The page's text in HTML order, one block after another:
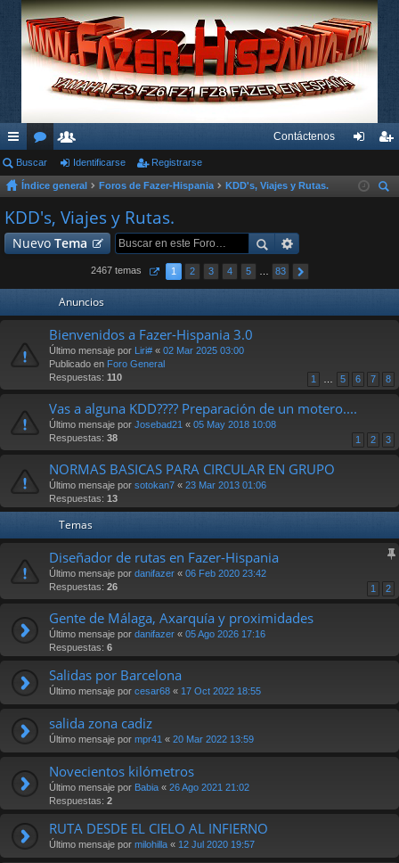
nl
ac
es
rá
or
os
su
ari
os
Contáctenos
nti ist
Buscar Identificarse Registrarse
Índice general Foros de Fazer-Hispania
KDD's, Viajes y Rutas.
KDD's, Viajes y Rutas.
Nuevo Tema
2467 temas 1 2 3 4 5 83
Anuncios
Bienvenidos a Fazer-Hispania 3.0
Último mensaje por Liri# « 02 Mar 2025 03:00
Publicado en Foro General
Respuestas: 110 1 5 6 7 8
Vas a alguna KDD???? Preparación de un motero....
Último mensaje por Josebad21 « 05 May 2018 10:08
Respuestas: 38 1 2 3
NORMAS BASICAS PARA CIRCULAR EN GRUPO
Último mensaje por sotokan7 « 23 Mar 2013 01:06
Respuestas: 13
Temas
Diseñador de rutas en Fazer-Hispania
Último mensaje por danifazer « 06 Feb 2020 23:42
Respuestas: 26 1 2
Gente de Málaga, Axarquía y proximidades
Último mensaje por danifazer « 05 Ago 2026 17:16
Respuestas: 6
Salidas por Barcelona
Último mensaje por cesar68 « 17 Oct 2022 18:55
salida zona cadiz
Último mensaje por mpr41 « 20 Mar 2022 13:59
Novecientos kilómetros
Último mensaje por Babia « 26 Ago 2021 21:02
Respuestas: 2
RUTA DESDE EL CIELO AL INFIERNO
Último mensaje por milohilla « 12 Jul 2020 19:57